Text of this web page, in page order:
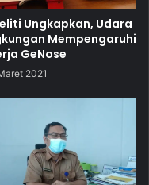
Ungkapkan, Udara
Mempengaruhi
GeNose
2021